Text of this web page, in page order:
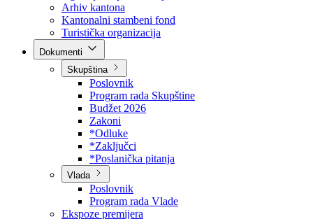
BPK šume
RTV BPK
Agencija za privatizaciju
Arhiv kantona
Kantonalni stambeni fond
Turistička organizacija
Skupština
Poslovnik
Program rada Skupštine
Budžet 2026
Zakoni
*Odluke
*Zaključci
*Poslanička pitanja
Vlada